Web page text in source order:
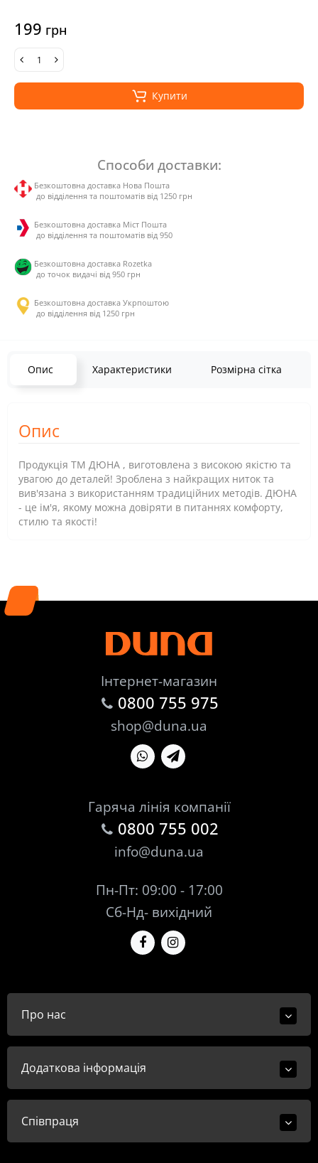
199 грн
Купити
Способи доставки:
Безкоштовна доставка Нова Пошта
до відділення та поштоматів від 1250 грн
Безкоштовна доставка Міст Пошта
до відділення та поштоматів від 950
Безкоштовна доставка Rozetka
до точок видачі від 950 грн
Безкоштовна доставка Укрпоштою
до відділення від 1250 грн
Опис Характеристики Розмірна сітка
Опис
Продукція ТМ ДЮНА , виготовлена з високою якістю та
увагою до деталей! Зроблена з найкращих ниток та
вив'язана з використанням традиційних методів. ДЮНА
- це ім'я, якому можна довіряти в питаннях комфорту,
стилю та якості!
Інтернет-магазин
0800 755 975
shop@duna.ua
Гаряча лінія компанії
0800 755 002
info@duna.ua
Пн-Пт: 09:00 - 17:00
Сб-Нд- вихідний
Про нас
Додаткова інформація
Співпраця